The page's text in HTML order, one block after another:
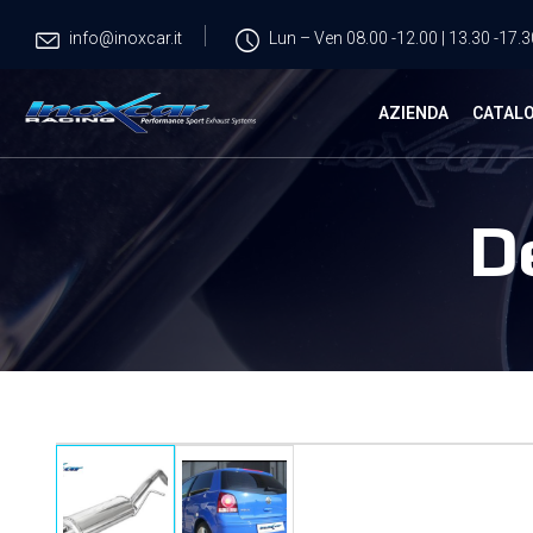
info@inoxcar.it Lun – Ven 08.00 -12.00 | 13.30 -
AZIENDA